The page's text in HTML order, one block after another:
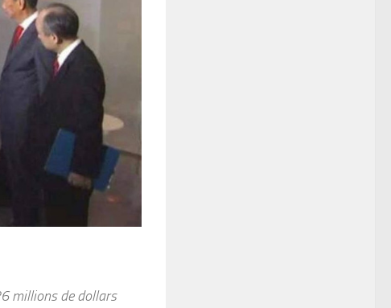
millions de dollars